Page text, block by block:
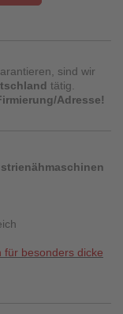
sind wir
tätig.
Adresse!
für besonders dicke